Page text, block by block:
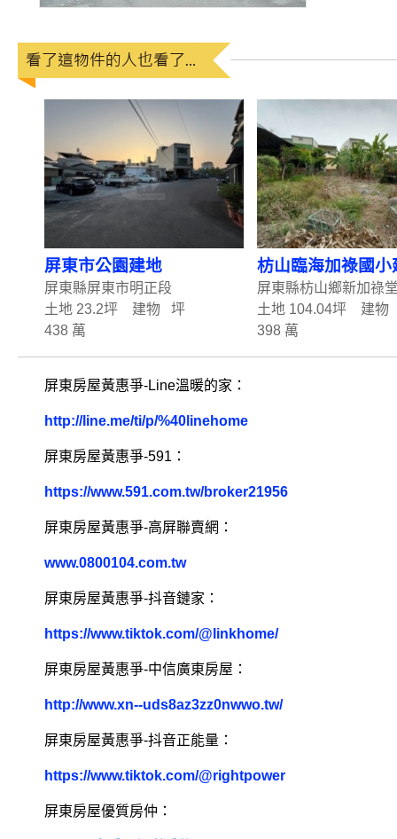
屏東市公園建地
屏東縣屏東市明正段
土地 23.2坪 建物 坪
438 萬
枋山臨海加祿國小
屏東縣枋山鄉新加祿
土地 104.04坪 建物
398 萬
屏東房屋黃惠爭-Line溫暖的家：
http://line.me/ti/p/%40linehome
屏東房屋黃惠爭-591：
https://www.591.com.tw/broker21956
屏東房屋黃惠爭-高屏聯賣網：
www.0800104.com.tw
屏東房屋黃惠爭-抖音鏈家：
https://www.tiktok.com/@linkhome/
屏東房屋黃惠爭-中信廣東房屋：
http://www.xn--uds8az3zz0nwwo.tw/
屏東房屋黃惠爭-抖音正能量：
https://www.tiktok.com/@rightpower
屏東房屋優質房仲：